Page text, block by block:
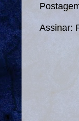
Assinar: